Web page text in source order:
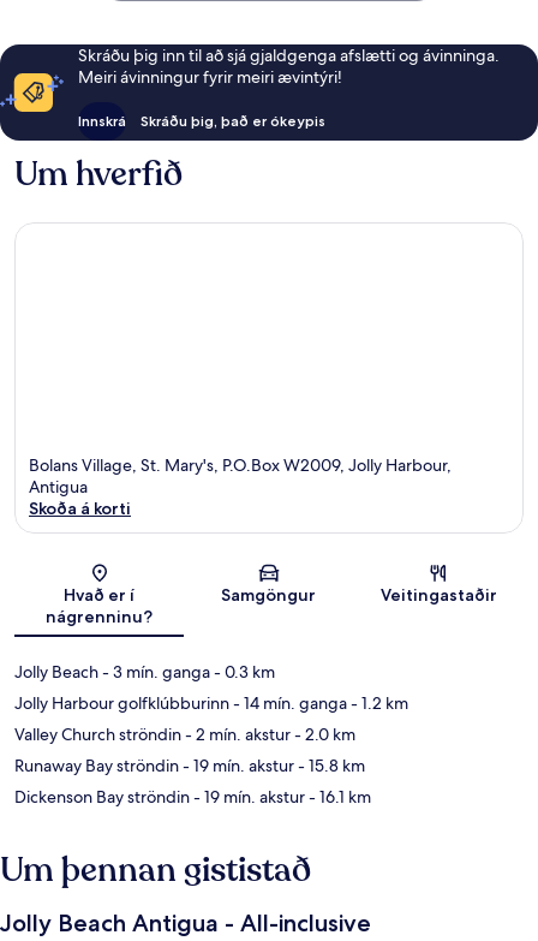
Skráðu þig inn til að sjá gjaldgenga afslætti og ávinninga.
Meiri ávinningur fyrir meiri ævintýri!
Innskrá Skráðu þig, það er ókeypis
Um hverfið
Bolans Village, St. Mary's, P.O.Box W2009, Jolly Harbour,
Antigua
Skoða á korti
Hvað er í
nágrenninu?
Samgöngur Veitingastaðir
Jolly Beach- 3 mín. ganga- 0.3 km
Jolly Harbour golfklúbburinn- 14 mín. ganga- 1.2 km
Valley Church ströndin- 2 mín. akstur- 2.0 km
Runaway Bay ströndin- 19 mín. akstur- 15.8 km
Dickenson Bay ströndin- 19 mín. akstur- 16.1 km
Um þennan gististað
Jolly Beach Antigua - All-inclusive